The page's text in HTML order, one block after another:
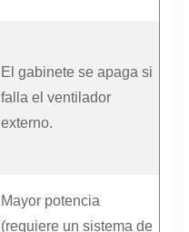
El gabinete se apaga si
falla el ventilador
externo.
Mayor potencia
(requiere un sistema de